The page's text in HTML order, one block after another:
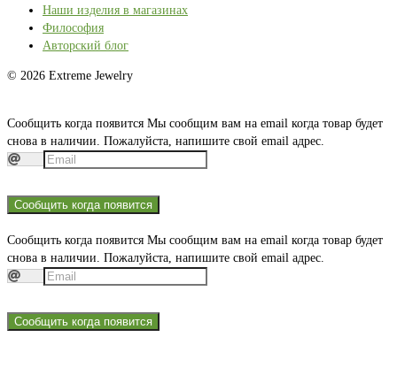
Наши изделия в магазинах
Философия
Авторский блог
© 2026 Extreme Jewelry
Сообщить когда появится Мы сообщим вам на email когда товар будет
снова в наличии. Пожалуйста, напишите свой email адрес.
Сообщить когда появится
Сообщить когда появится Мы сообщим вам на email когда товар будет
снова в наличии. Пожалуйста, напишите свой email адрес.
Сообщить когда появится